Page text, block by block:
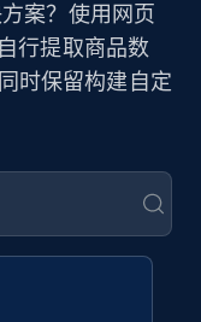
案？使用网页
行提取商品数
时保留构建自定